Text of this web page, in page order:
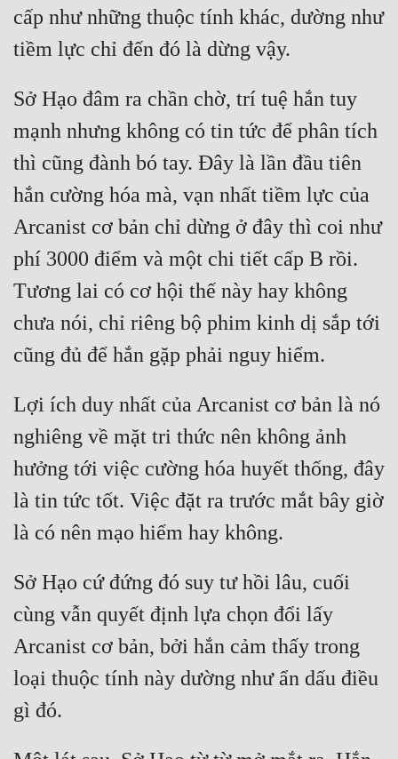
Cơ Trí
Sát Phạt Quyết Đoán
Vô Sỉ
Điềm Đạm
cấp như những thuộc tính khác, dường như
Sở Hạo đâm ra chần chờ, trí tuệ hắn tuy
mạnh nhưng không có tin tức để phân tích
thì cũng đành bó tay. Đây là lần đầu tiên
hắn cường hóa mà, vạn nhất tiềm lực của
Arcanist cơ bản chỉ dừng ở đây thì coi như
phí 3000 điểm và một chi tiết cấp B rồi.
Tương lai có cơ hội thế này hay không
chưa nói, chỉ riêng bộ phim kinh dị sắp tới
Lợi ích duy nhất của Arcanist cơ bản là nó
nghiêng về mặt tri thức nên không ảnh
hưởng tới việc cường hóa huyết thống, đây
là tin tức tốt. Việc đặt ra trước mắt bây giờ
Sở Hạo cứ đứng đó suy tư hồi lâu, cuối
cùng vẫn quyết định lựa chọn đổi lấy
Arcanist cơ bản, bởi hắn cảm thấy trong
loại thuộc tính này dường như ẩn dấu điều